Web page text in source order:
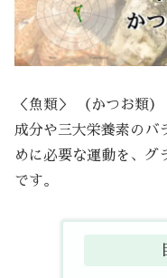
＜魚類＞ （かつお類
成分や三大栄養素のバ
めに必要な運動を、グ
です。